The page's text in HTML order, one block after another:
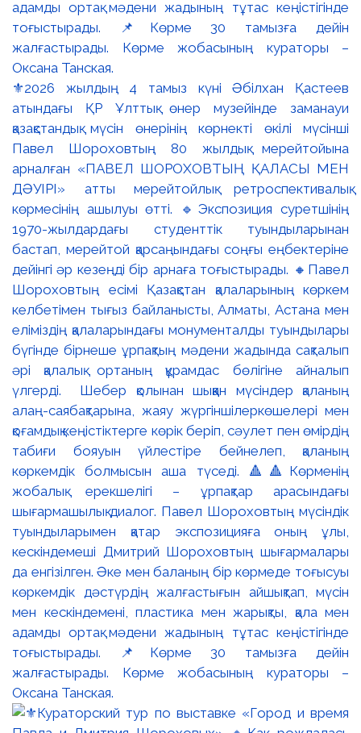
⚜️2026 жылдың 4 тамыз күні Әбілхан Қастеев
атындағы ҚР Ұлттық өнер музейінде заманауи
қазақстандық мүсін өнерінің көрнекті өкілі мүсінші
Павел Шороховтың 80 жылдық мерейтойына
арналған «ПАВЕЛ ШОРОХОВТЫҢ ҚАЛАСЫ МЕН
ДӘУІРІ» атты мерейтойлық ретроспективалық
көрмесінің ашылуы өтті. 🔹Экспозиция суретшінің
1970-жылдардағы студенттік туындыларынан
бастап, мерейтой қарсаңындағы соңғы еңбектеріне
дейінгі әр кезеңді бір арнаға тоғыстырады. 🔸Павел
Шороховтың есімі Қазақстан қалаларының көркем
келбетімен тығыз байланысты, Алматы, Астана мен
еліміздің қалаларындағы монументалды туындылары
бүгінде бірнеше ұрпақтың мәдени жадында сақталып
әрі қалалық ортаның құрамдас бөлігіне айналып
үлгерді. Шебер қолынан шыққан мүсіндер қаланың
алаң-саябақтарына, жаяу жүргіншілеркөшелері мен
қоғамдық кеңістіктерге көрік беріп, сәулет пен өмірдің
табиғи бояуын үйлестіре бейнелеп, қаланың
көркемдік болмысын аша түседі. 🔺🔺Көрменің
жобалық ерекшелігі – ұрпақтар арасындағы
шығармашылық диалог. Павел Шороховтың мүсіндік
туындыларымен қатар экспозицияға оның ұлы,
кескіндемеші Дмитрий Шороховтың шығармалары
да енгізілген. Әке мен баланың бір көрмеде тоғысуы
көркемдік дәстүрдің жалғастығын айшықтап, мүсін
мен кескіндемені, пластика мен жарықты, қала мен
адамды ортақ мәдени жадының тұтас кеңістігінде
тоғыстырады. 📌Көрме 30 тамызға дейін
жалғастырады. Көрме жобасының кураторы –
Оксана Танская.